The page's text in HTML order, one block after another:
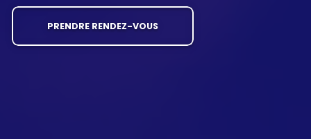
PRENDRE RENDEZ-VOUS